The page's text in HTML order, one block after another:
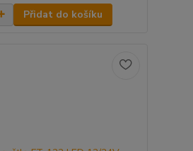
Přidat do košíku